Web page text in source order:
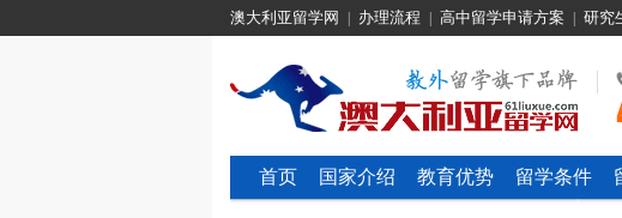
澳大利亚留学网 办理流程 高中留学申请方案 研究
首页 国家介绍 教育优势 留学条件